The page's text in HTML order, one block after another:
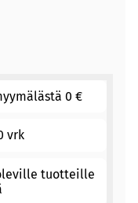
0 €
vrk
tuotteille